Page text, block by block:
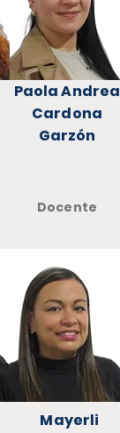
Paola Andrea
Cardona
Garzón
Docente
Mayerli